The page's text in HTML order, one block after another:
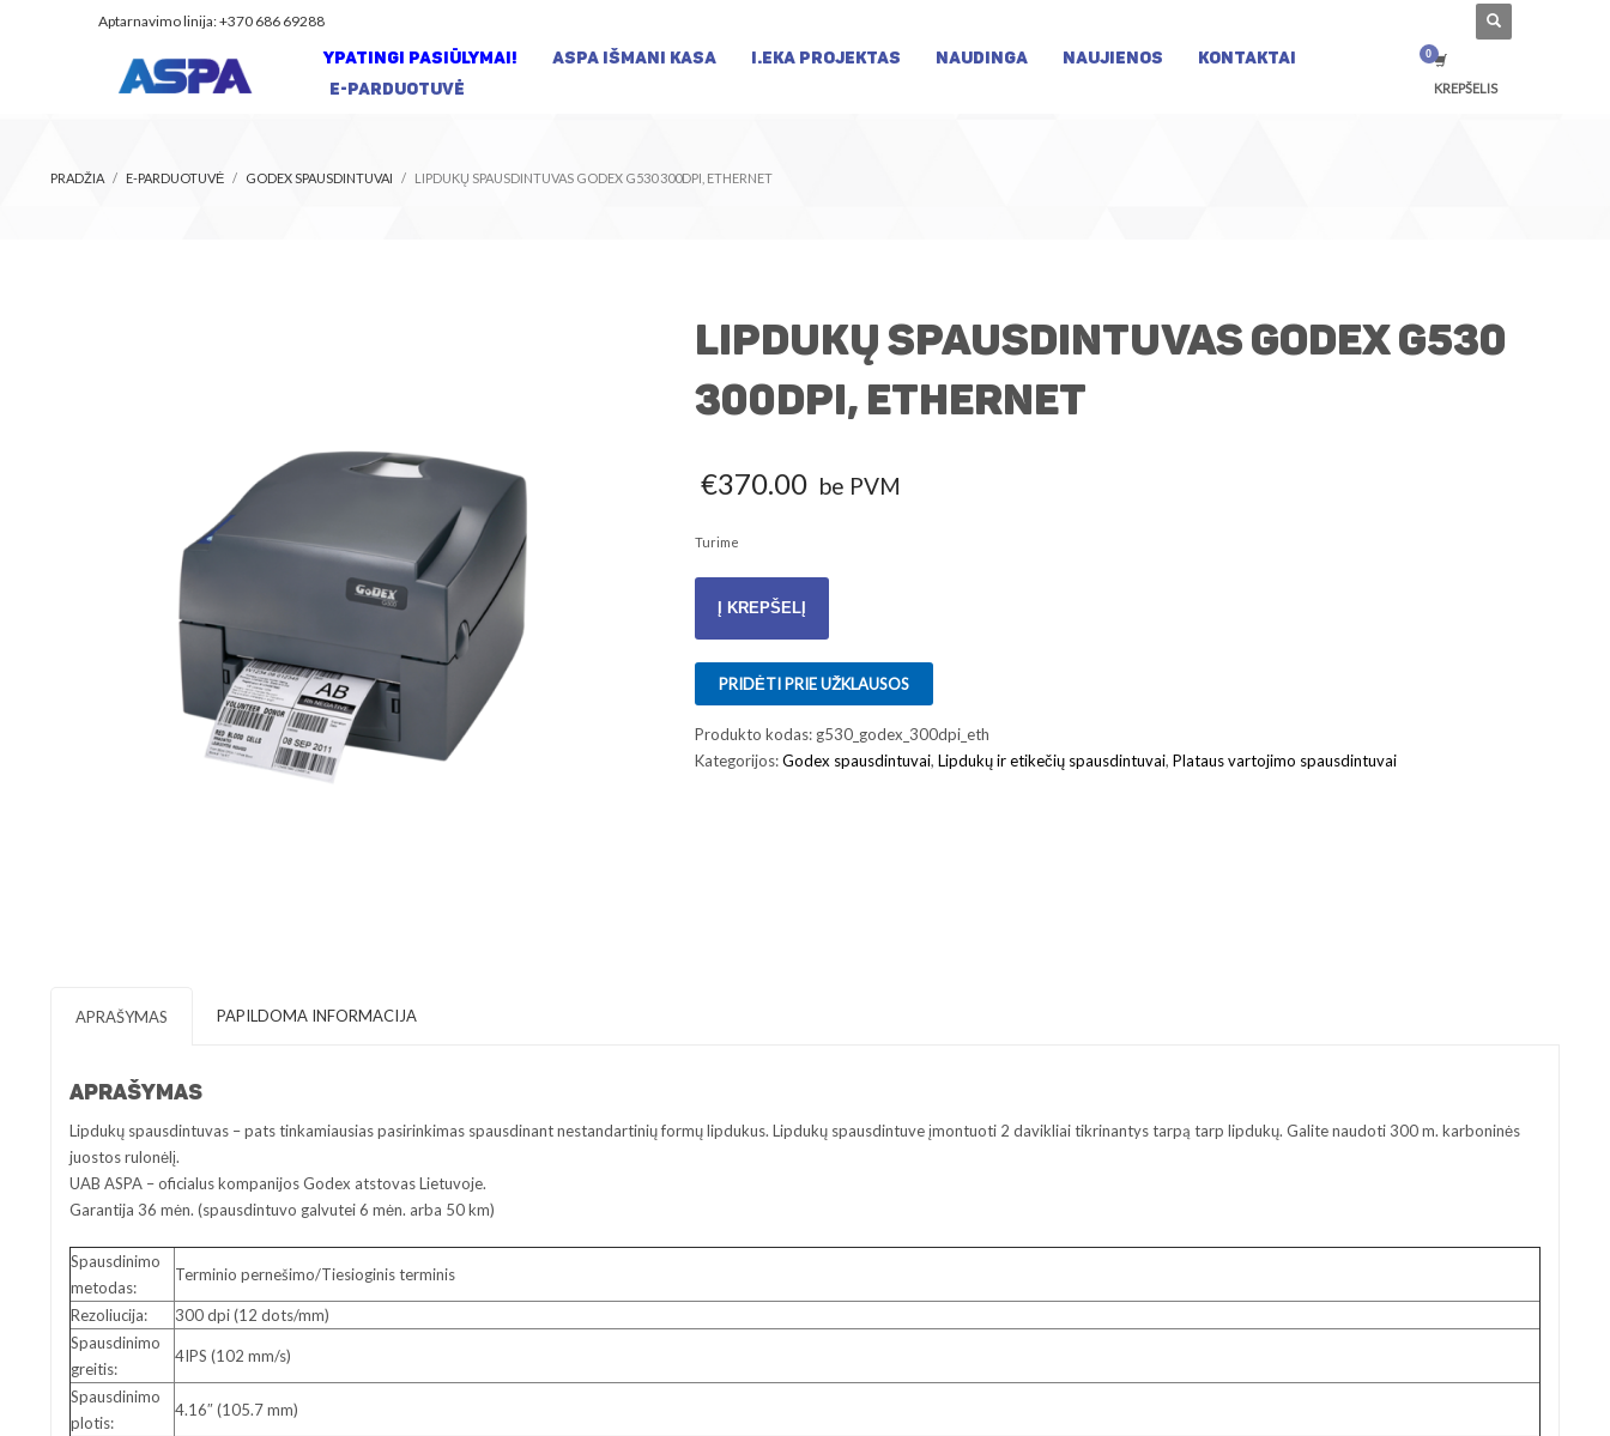
Aptarnavimo linija: +370 686 69288
YPATINGI PASIŪLYMAI! ASPA IŠMANI KASA I.EKA PROJEKTAS NAUDINGA NAUJIENOS
KONTAKTAI
E-PARDUOTUVĖ
KREPŠELIS
PRADŽIA E-PARDUOTUVĖ GODEX SPAUSDINTUVAI LIPDUKŲ SPAUSDINTUVAS GODEX G530 300DPI, ETHERNET
Lipdukų spausdintuvas Godex G530
300dpi, Ethernet
€370.00 be PVM
Turime
kiekis:
Lipdukų
spausdintuvas
Godex
Ethernet
Į KREPŠELĮ
PRIDĖTI PRIE UŽKLAUSOS
Produkto kodas: g530_godex_300dpi_eth
Kategorijos:Godex spausdintuvai, Lipdukų ir etikečių spausdintuvai, Plataus vartojimo spausdintuvai
APRAŠYMAS PAPILDOMA INFORMACIJA
APRAŠYMAS
Lipdukų spausdintuvas – pats tinkamiausias pasirinkimas spausdinant nestandartinių formų lipdukus. Lipdukų spausdintuve įmontuoti 2 davikliai tikrinantys tarpą tarp lipdukų. Galite naudoti 300 m. karboninės
juostos rulonėlį.
UAB ASPA – oficialus kompanijos Godex atstovas Lietuvoje.
Garantija 36 mėn. (spausdintuvo galvutei 6 mėn. arba 50 km)
Spausdinimo
metodas:
Terminio pernešimo/Tiesioginis terminis
Rezoliucija:
300 dpi (12 dots/mm)
Spausdinimo
greitis:
4IPS (102 mm/s)
Spausdinimo
plotis:
4.16″ (105.7 mm)